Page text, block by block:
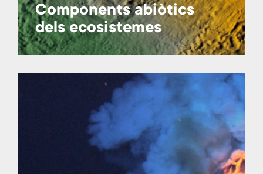
Components abiòtics
dels ecosistemes